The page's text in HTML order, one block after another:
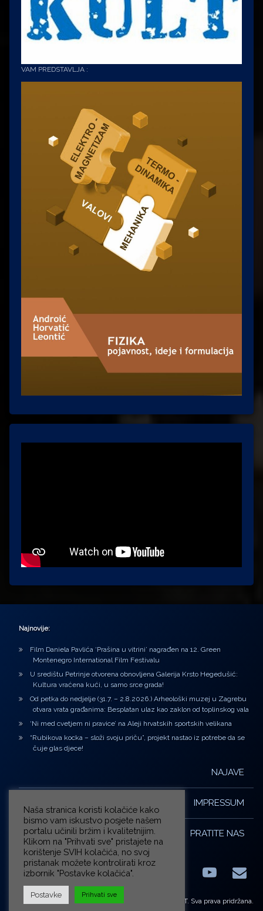
VAM PREDSTAVLJA :
Najnovije:
Film Daniela Pavlića ‘Prašina u vitrini’ nagrađen na 12. Green
Montenegro International Film Festivalu
U središtu Petrinje otvorena obnovljena Galerija Krsto Hegedušić:
Kultura vraćena kući, u samo srce grada!
Od petka do nedjelje (31.7. – 2.8.2026.) Arheološki muzej u Zagrebu
otvara vrata građanima: Besplatan ulaz kao zaklon od toplinskog vala
‘Ni med cvetjem ni pravice’ na Aleji hrvatskih sportskih velikana
“Rubikova kocka – složi svoju priču”, projekt nastao iz potrebe da se
čuje glas djece!
NAJAVE
IMPRESSUM
PRATITE NAS
FacebookLinkedIn E-
© ZG-KULT. Sva prava pridržana.
Naša stranica koristi kolačiće kako
bismo vam iskustvo posjete našem
portalu učinili bržim i kvalitetnijim.
Klikom na "Prihvati sve" pristajete na
korištenje SVIH kolačića, no svoj
pristanak možete kontrolirati kroz
izbornik "Postavke kolačića".
Postavke Prihvati sve